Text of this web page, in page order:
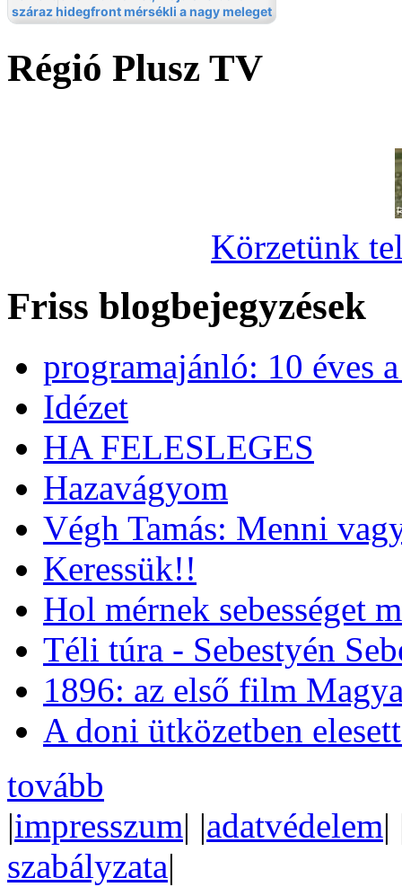
Régió Plusz TV
Körzetünk
Friss blogbejegyzések
programajánló: 10 éves
Idézet
HA FELESLEGES
Hazavágyom
Végh Tamás: Menni
Keressük!!
Hol mérnek sebességet
Téli túra - Sebestyén
1896: az első film
A doni ütközetben
tovább
|impresszum| |adatvédelem|
szabályzata|